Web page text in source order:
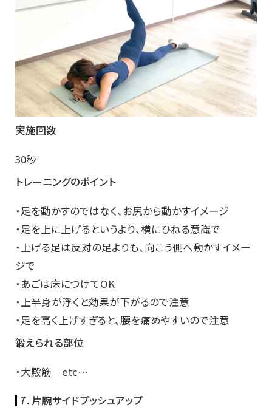
実施回数
30秒
トレーニングのポイント
・足を動かすのではなく、お尻から動かすイメージ
・足を上に上げるというより、横にひねる意識で
・上げる足は反対の足よりも、向こう側へ動かすイメー
ジで
・あごは床につけてOK
・上半身が浮くと効果が下がるので注意
・足を高く上げすぎると、腰を痛めやすいので注意
鍛えられる部位
・大殿筋 etc…
7．片腕サイドプッシュアップ